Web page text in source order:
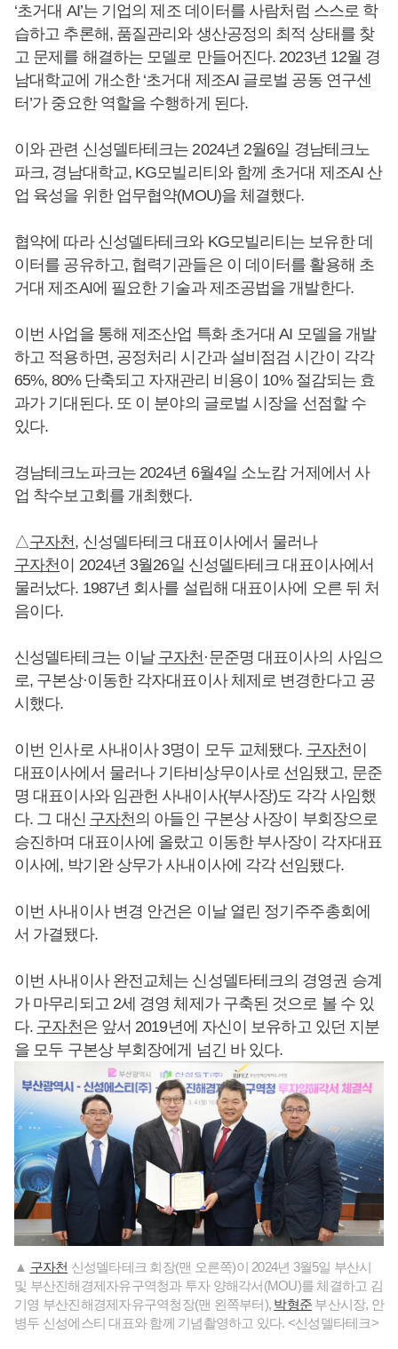
‘초거대 AI’는 기업의 제조 데이터를 사람처럼 스스로 학
습하고 추론해, 품질관리와 생산공정의 최적 상태를 찾
고 문제를 해결하는 모델로 만들어진다. 2023년 12월 경
남대학교에 개소한 ‘초거대 제조AI 글로벌 공동 연구센
터’가 중요한 역할을 수행하게 된다.
이와 관련 신성델타테크는 2024년 2월6일 경남테크노
파크, 경남대학교, KG모빌리티와 함께 초거대 제조AI 산
업 육성을 위한 업무협약(MOU)을 체결했다.
협약에 따라 신성델타테크와 KG모빌리티는 보유한 데
이터를 공유하고, 협력기관들은 이 데이터를 활용해 초
거대 제조AI에 필요한 기술과 제조공법을 개발한다.
이번 사업을 통해 제조산업 특화 초거대 AI 모델을 개발
하고 적용하면, 공정처리 시간과 설비점검 시간이 각각
65%, 80% 단축되고 자재관리 비용이 10% 절감되는 효
과가 기대된다. 또 이 분야의 글로벌 시장을 선점할 수
있다.
경남테크노파크는 2024년 6월4일 소노캄 거제에서 사
업 착수보고회를 개최했다.
△구자천, 신성델타테크 대표이사에서 물러나
구자천이 2024년 3월26일 신성델타테크 대표이사에서
물러났다. 1987년 회사를 설립해 대표이사에 오른 뒤 처
음이다.
신성델타테크는 이날 구자천 ·문준명 대표이사의 사임으
로, 구본상·이동한 각자대표이사 체제로 변경한다고 공
시했다.
이번 인사로 사내이사 3명이 모두 교체됐다. 구자천이
대표이사에서 물러나 기타비상무이사로 선임됐고, 문준
명 대표이사와 임관헌 사내이사(부사장)도 각각 사임했
다. 그 대신 구자천의 아들인 구본상 사장이 부회장으로
승진하며 대표이사에 올랐고 이동한 부사장이 각자대표
이사에, 박기완 상무가 사내이사에 각각 선임됐다.
이번 사내이사 변경 안건은 이날 열린 정기주주총회에
서 가결됐다.
이번 사내이사 완전교체는 신성델타테크의 경영권 승계
가 마무리되고 2세 경영 체제가 구축된 것으로 볼 수 있
다. 구자천은 앞서 2019년에 자신이 보유하고 있던 지분
을 모두 구본상 부회장에게 넘긴 바 있다.
▲ 구자천 신성델타테크 회장(맨 오른쪽)이 2024년 3월5일 부산시
및 부산진해경제자유구역청과 투자 양해각서(MOU)를 체결하고 김
기영 부산진해경제자유구역청장(맨 왼쪽부터), 박형준 부산시장, 안
병두 신성에스티 대표와 함께 기념촬영하고 있다. <신성델타테크>